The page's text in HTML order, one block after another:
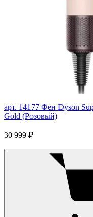
арт. 14177 Фен Dyson
Gold (Розовый)
30 999 ₽